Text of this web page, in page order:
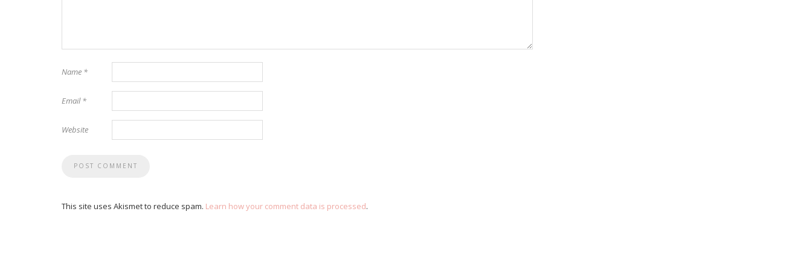
Name *
Email*
Website
This site uses Akismet to reduce spam. Learn how your comment data is processed.